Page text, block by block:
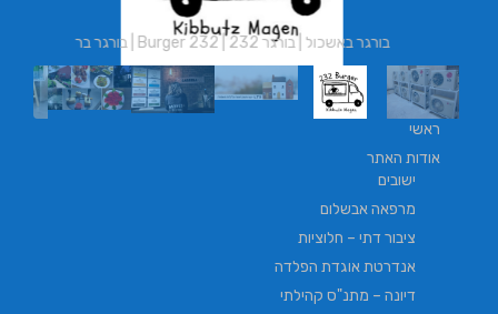
בורגר באשכול | בורגר 232 | Burger 232 | בורגר בר
ראשי
אודות האתר
ישובים
מרפאה אבשלום
ציבור דתי – חלוציות
אנדרטת אוגדת הפלדה
דיונה – מתנ"ס קהילתי